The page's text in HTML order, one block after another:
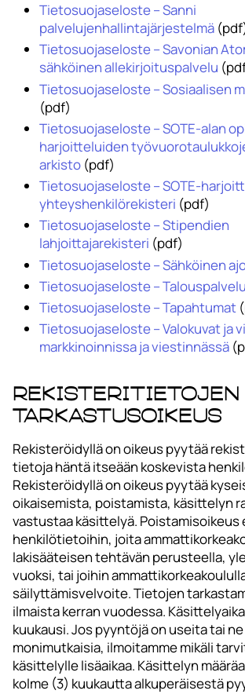
Tietosuojaseloste – Sanni
palvelujenhallintajärjestelmä
Tietosuojaseloste – Savonian
sähköinen allekirjoituspalvelu
Tietosuojaseloste – Sosiaalisen
(pdf)
Tietosuojaseloste – SOTE-alan
harjoitteluiden
arkisto (pdf)
Tietosuojaseloste – SOTE-
yhteyshenkilörekisteri (pdf)
Tietosuojaseloste – Stipendien
lahjoittajarekisteri (pdf)
Tietosuojaseloste – Sähköinen
Tietosuojaseloste –
Tietosuojaseloste – Tapahtumat
Tietosuojaseloste – Valokuvat ja
markkinoinnissa ja viestinnässä
Rekisteritietojen
tarkastusoikeus
Rekisteröidyllä on oikeus pyytää
tietoja häntä itseään koskevista
Rekisteröidyllä on oikeus pyytää
oikaisemista, poistamista, käsittelyn
vastustaa käsittelyä. Poistamisoikeus
henkilötietoihin, joita
lakisääteisen tehtävän perusteella,
vuoksi, tai joihin
säilyttämisvelvoite. Tietojen
ilmaista kerran vuodessa.
kuukausi. Jos pyyntöjä on useita tai
monimutkaisia, ilmoitamme mikäli
käsittelylle lisäaikaa. Käsittelyn
kolme (3) kuukautta alkuperäisestä